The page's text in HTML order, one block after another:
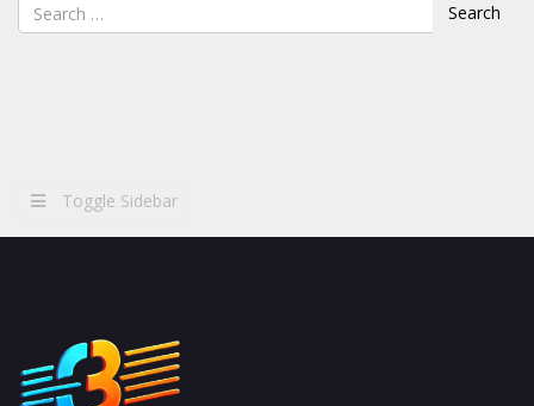
Search
Toggle Sidebar